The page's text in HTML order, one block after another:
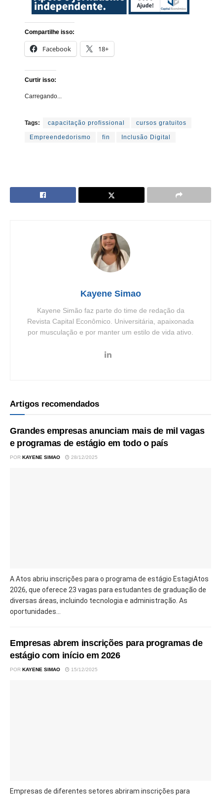
Compartilhe isso:
Facebook 18+
Curtir isso:
Carregando...
Tags: capacitação profissional cursos gratuitos
Empreendedorismo fin Inclusão Digital
Kayene Simao
Kayene Simão faz parte do time de redação da
Revista Capital Econômico. Universitária, apaixonada
por musculação e por manter um estilo de vida ativo.
Artigos recomendados
Grandes empresas anunciam mais de mil vagas
e programas de estágio em todo o país
POR KAYENE SIMAO 28/12/2025
A Atos abriu inscrições para o programa de estágio EstagiAtos
2026, que oferece 23 vagas para estudantes de graduação de
diversas áreas, incluindo tecnologia e administração. As
oportunidades...
Empresas abrem inscrições para programas de
estágio com início em 2026
POR KAYENE SIMAO 15/12/2025
Empresas de diferentes setores abriram inscrições para